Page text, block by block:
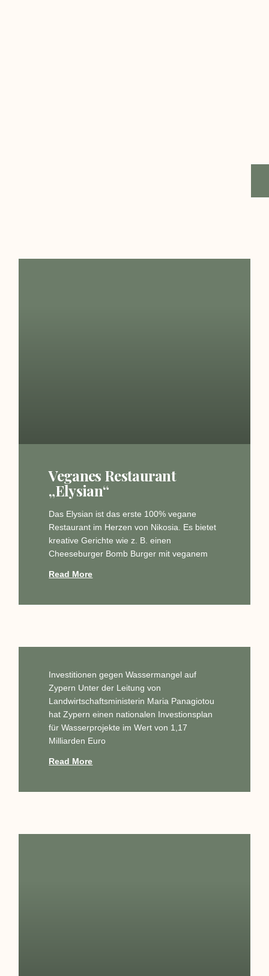
Veganes Restaurant
„Elysian“
Das Elysian ist das erste 100% vegane
Restaurant im Herzen von Nikosia. Es bietet
kreative Gerichte wie z. B. einen
Cheeseburger Bomb Burger mit veganem
Read More
Investitionen gegen Wassermangel auf
Zypern Unter der Leitung von
Landwirtschaftsministerin Maria Panagiotou
hat Zypern einen nationalen Investionsplan
für Wasserprojekte im Wert von 1,17
Milliarden Euro
Read More